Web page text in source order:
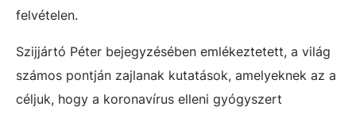
felvételen.
Szijjártó Péter bejegyzésében emlékeztetett, a világ
számos pontján zajlanak kutatások, amelyeknek az a
céljuk, hogy a koronavírus elleni gyógyszert